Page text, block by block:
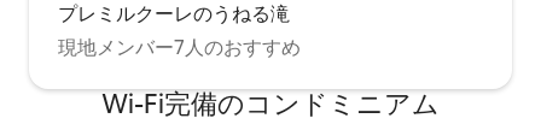
プレミルクーレのうねる滝
現地メンバー7人のおすすめ
Wi-Fi完備のコンドミニアム